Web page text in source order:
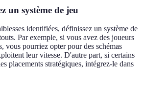
un système de jeu
identifiées, définissez un système de
Par exemple, si vous avez des joueurs
vous pourriez opter pour des schémas
leur vitesse. D'autre part, si certains
placements stratégiques, intégrez-le dans